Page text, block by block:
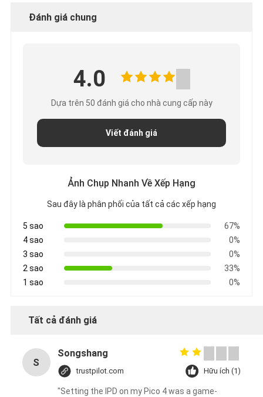
Đánh giá chung
4.0
Dựa trên 50 đánh giá cho nhà cung cấp này
Viết đánh giá
Ảnh Chụp Nhanh Về Xếp Hạng
Sau đây là phân phối của tất cả các xếp hạng
5 sao
67%
4 sao
0%
3 sao
0%
2 sao
33%
1 sao
0%
Tất cả đánh giá
S
Songshang
trustpilot.com Hữu ích (1)
"Setting the IPD on my Pico 4 was a game-